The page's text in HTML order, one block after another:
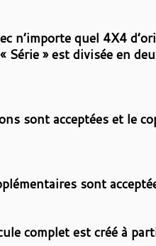
n’importe quel 4X4
Série » est divisée en
sont acceptées et le
sont
complet est créé à